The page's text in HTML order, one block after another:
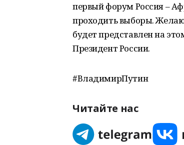
первый форум Россия –
проходить выборы.
будет представлен на
Президент России.
#ВладимирПутин
Читайте нас